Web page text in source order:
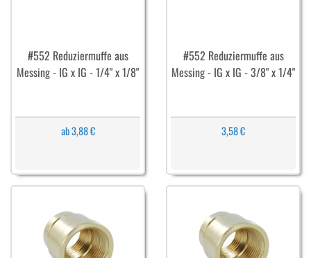
#552 Reduziermuffe aus
Messing - IG x IG - 1/4" x 1/8"
ab 3,88 €
#552 Reduziermuffe aus
Messing - IG x IG - 3/8" x 1/4"
3,58 €